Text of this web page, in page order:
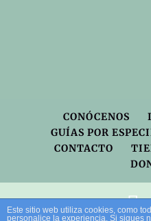
CONÓCENOS
GUÍAS POR
CONTACTO
Este sitio web utiliza cookies, como
personalice la experiencia. Si sigues